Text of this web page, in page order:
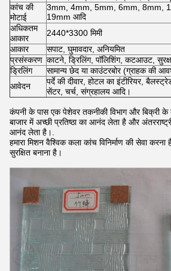
कांच की
मोटाई
3mm, 4mm, 5mm, 6mm, 8mm,
19mm आदि
अधिकतम
आकार
2440*3300 मिमी
आकार
सपाट, घुमावदार, अनियमित
प्रसंस्करण काटने, ड्रिलिंग, पॉलिशिंग, कटआउट,
ड्रिलिंग
सामान्य छेद या काउंटरबोर (ग्राहक की
आवेदन
पर्दे की दीवार, होटल का इंटीरियर,
सेंटर, चर्च, संग्रहालय आदि।
कंपनी के पास एक पेशेवर तकनीकी विभाग और बिक्री के
बाजार में अच्छी प्रतिष्ठा का आनंद लेता है और
आनंद लेता है।.
हमारा मिशन वैश्विक कला कांच विनिर्माण की सेवा
सुरक्षित बनाना है।